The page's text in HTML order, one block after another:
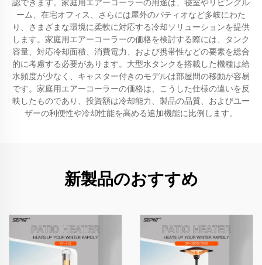
認できます。家庭用エアーコーラーの用途は、寝室やリビングル
ーム、在宅オフィス、さらには屋外のパティオなど多岐にわた
り、さまざまな環境に柔軟に対応する冷却ソリューションを提供
します。家庭用エアーコーラーの価格を検討する際には、タンク
容量、対応冷却面積、消費電力、および携帯性などの要素を総合
的に考慮する必要があります。大型水タンクを搭載した機種は給
水頻度が少なく、キャスター付きのモデルは部屋間の移動が容易
です。家庭用エアーコーラーの価格は、こうした仕様の違いを反
映したものであり、投資額は冷却能力、製品の品質、およびユー
ザーの利便性や冷却性能を高める追加機能に比例します。
新製品のおすすめ